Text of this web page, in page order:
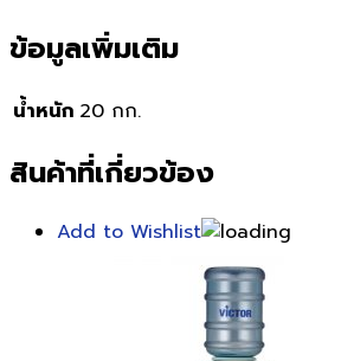
ข้อมูลเพิ่มเติม
น้ำหนัก 20 กก.
สินค้าที่เกี่ยวข้อง
Add to Wishlist